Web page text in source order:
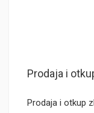
Prodaja i
Prodaja i otkup